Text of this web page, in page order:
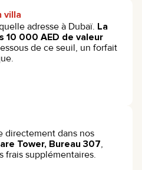
villa
adresse à Dubaï. La
000 AED de valeur
de ce seuil, un forfait
directement dans nos
Tower, Bureau 307,
frais supplémentaires.